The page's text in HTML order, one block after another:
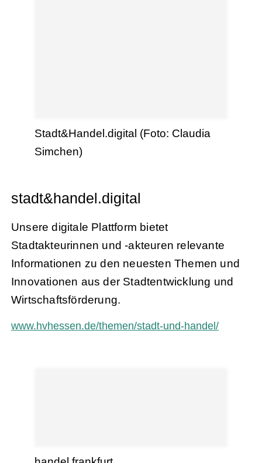
Stadt&Handel.digital (Foto: Claudia
Simchen)
stadt&handel.digital
Unsere digitale Plattform bietet
Stadtakteurinnen und -akteuren relevante
Informationen zu den neuesten Themen und
Innovationen aus der Stadtentwicklung und
Wirtschaftsförderung.
www.hvhessen.de/themen/stadt-und-handel/